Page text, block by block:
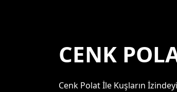
CENK
Cenk Polat İle Kuşların